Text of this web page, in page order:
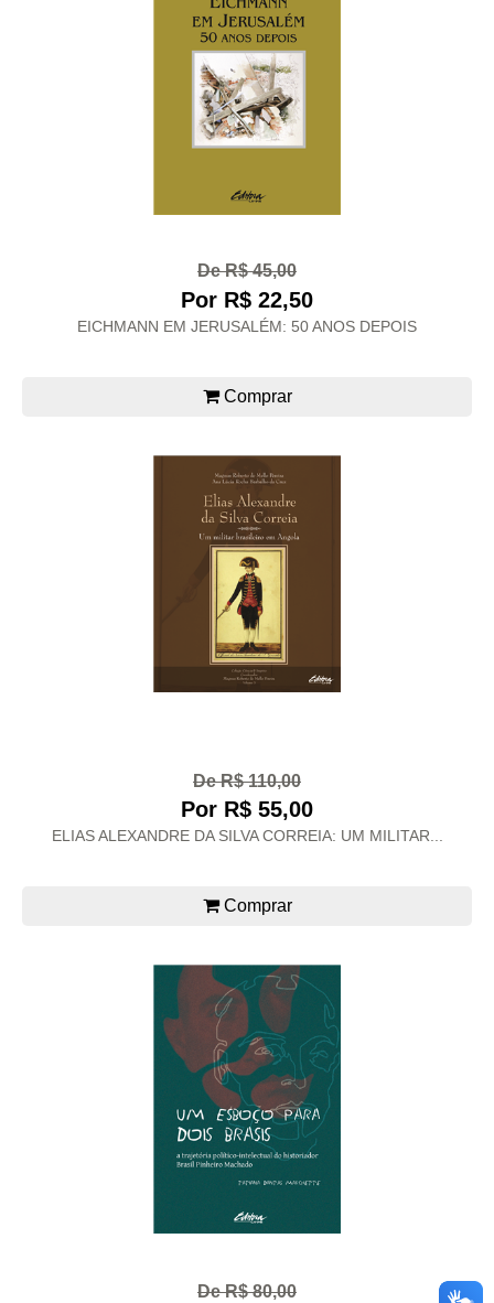
De R$ 45,00
Por R$ 22,50
EICHMANN EM JERUSALÉM: 50 ANOS DEPOIS
Comprar
De R$ 110,00
Por R$ 55,00
ELIAS ALEXANDRE DA SILVA CORREIA: UM MILITAR...
Comprar
De R$ 80,00